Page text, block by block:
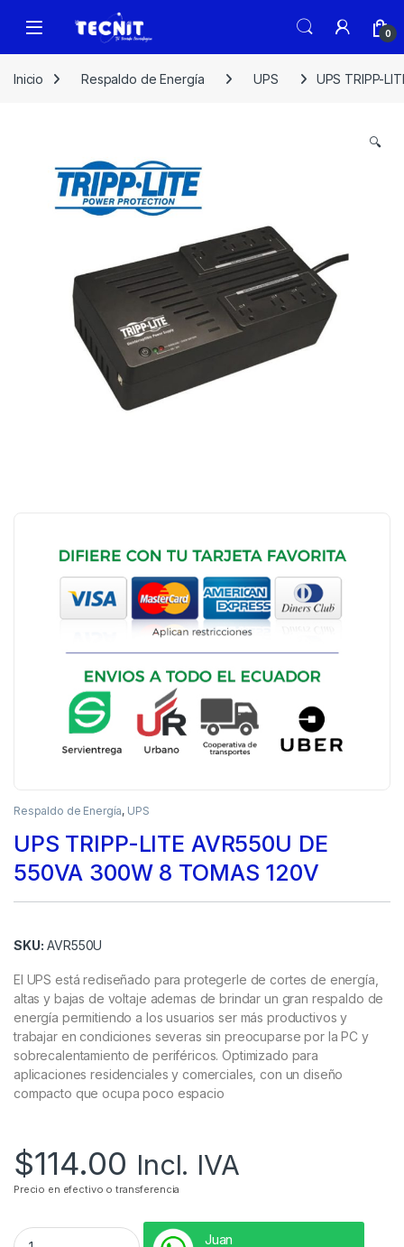
0
Inicio Respaldo de Energía UPS UPS TRIPP-
🔍
Respaldo de Energía, UPS
UPS TRIPP-LITE AVR550U DE
550VA 300W 8 TOMAS 120V
SKU: AVR550U
El UPS está rediseñado para protegerle de cortes de energía,
altas y bajas de voltaje ademas de brindar un gran respaldo de
energía permitiendo a los usuarios ser más productivos y
trabajar en condiciones severas sin preocuparse por la PC y
sobrecalentamiento de periféricos. Optimizado para
aplicaciones residenciales y comerciales, con un diseño
compacto que ocupa poco espacio
$114.00 Incl. IVA
Precio en efectivo o transferencia
Juan